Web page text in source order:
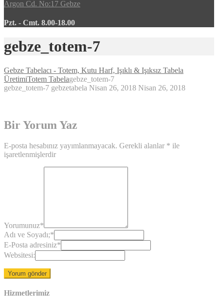
Argon Cd. No:17 Gebze
Pzt. - Cmt. 8.00-18.00
gebze_totem-7
Gebze Tabelacı - Totem, Kutu Harf, Işıklı & Işıksız Tabela
ÜretimiTotem Tabelagebze_totem-7
gebze_totem-7 gebzetabela Nisan 26, 2018 Nisan 26, 2018
Bir Yorum Yaz
E-posta hesabınız yayımlanmayacak. Gerekli alanlar * ile
işaretlenmişlerdir
Yorumunuz*
Adı ve Soyadı;*
E-Posta adresiniz*
Websitesi:
Hizmetlerimiz